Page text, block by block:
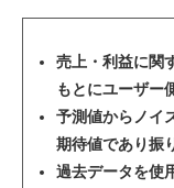
売上・利益に関
もとにユーザー
予測値からノイ
期待値であり振
過去データを使